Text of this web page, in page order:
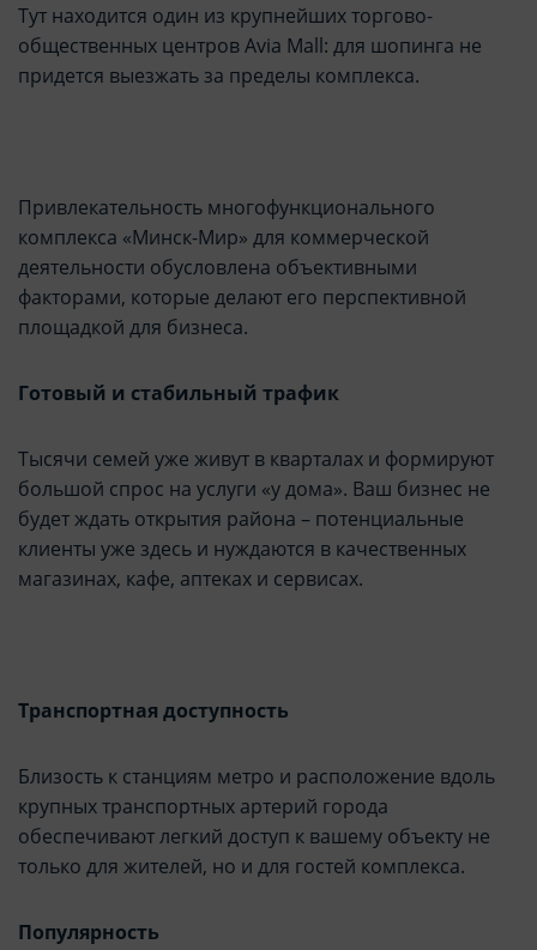
Тут находится один из крупнейших торгово-
общественных центров Avia Mall: для шопинга не
придется выезжать за пределы комплекса.
Привлекательность многофункционального
комплекса «Минск-Мир» для коммерческой
деятельности обусловлена объективными
факторами, которые делают его перспективной
площадкой для бизнеса.
Готовый и стабильный трафик
Тысячи семей уже живут в кварталах и формируют
большой спрос на услуги «у дома». Ваш бизнес не
будет ждать открытия района – потенциальные
клиенты уже здесь и нуждаются в качественных
магазинах, кафе, аптеках и сервисах.
Транспортная доступность
Близость к станциям метро и расположение вдоль
крупных транспортных артерий города
обеспечивают легкий доступ к вашему объекту не
только для жителей, но и для гостей комплекса.
Популярность